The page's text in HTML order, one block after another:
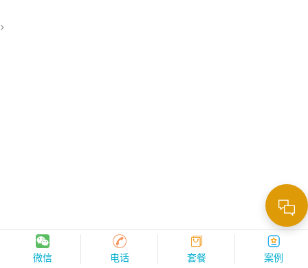
微信 电话 套餐 案例
>